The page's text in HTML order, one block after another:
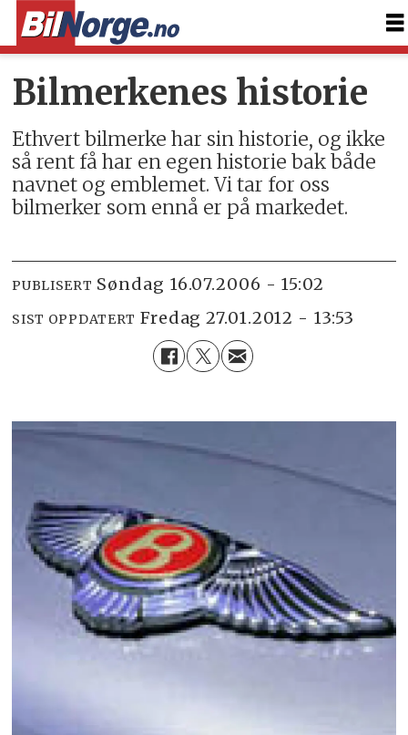
Bilmerkenes historie
Ethvert bilmerke har sin historie, og ikke
så rent få har en egen historie bak både
navnet og emblemet. Vi tar for oss
bilmerker som ennå er på markedet.
PUBLISERT søndag 16.07.2006 - 15:02
SIST OPPDATERT fredag 27.01.2012 - 13:53